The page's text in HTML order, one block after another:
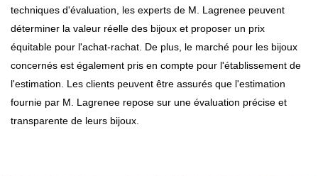
techniques d'évaluation, les experts de M. Lagrenee peuvent
déterminer la valeur réelle des bijoux et proposer un prix
équitable pour l'achat-rachat. De plus, le marché pour les bijoux
concernés est également pris en compte pour l'établissement de
l'estimation. Les clients peuvent être assurés que l'estimation
fournie par M. Lagrenee repose sur une évaluation précise et
transparente de leurs bijoux.